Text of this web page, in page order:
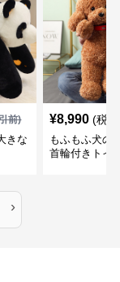
前)
きな
¥8,990 (税
もふもふ犬の
首輪付きトイ
›